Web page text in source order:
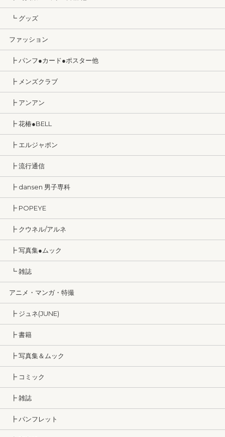
┗ グッズ
ファッション
┣ パンフ●カード●ポスター他
┣ メンズクラブ
┣ アンアン
┣ 花椿●BELL
┣ エルジャポン
┣ 流行通信
┣ dansen 男子専科
┣ POPEYE
┣ クウネル/アルネ
┣ 写真集●ムック
┗ 雑誌
アニメ・マンガ・特撮
┣ ジュネ(JUNE)
┣ 書籍
┣ 写真集＆ムック
┣ コミック
┣ 雑誌
┣ パンフレット